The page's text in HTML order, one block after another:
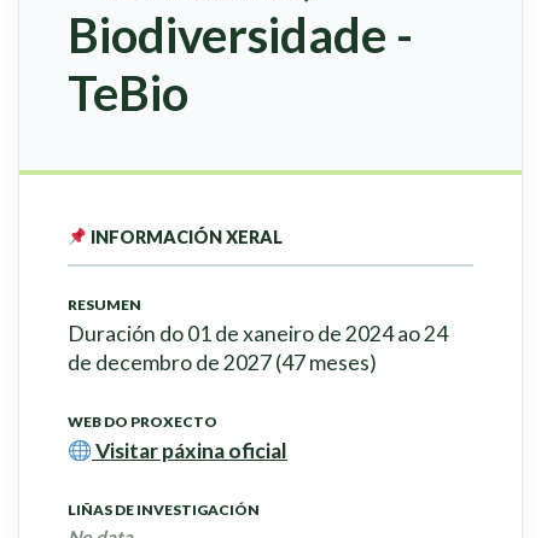
Biodiversidade -
TeBio
INFORMACIÓN XERAL
RESUMEN
Duración do 01 de xaneiro de 2024 ao 24
de decembro de 2027 (47 meses)
WEB DO PROXECTO
Visitar páxina oficial
LIÑAS DE INVESTIGACIÓN